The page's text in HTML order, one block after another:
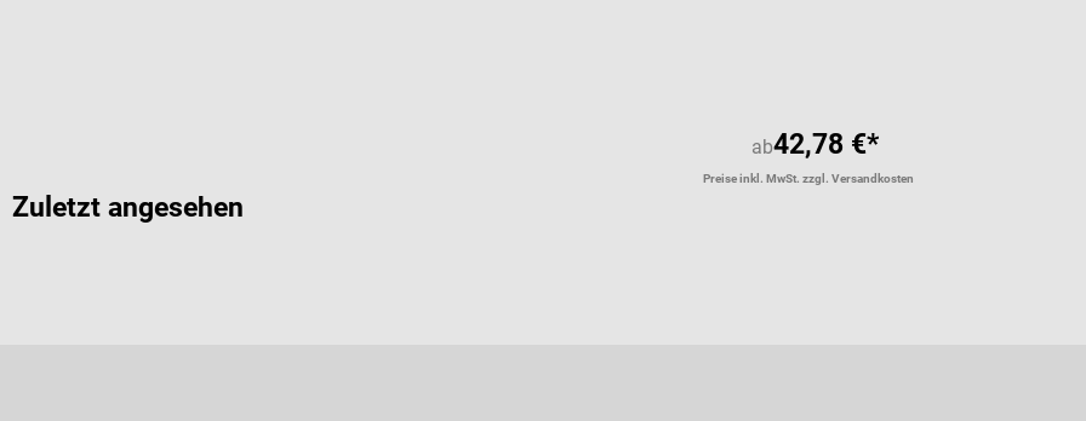
ab42,78 €*
Preise inkl. MwSt. zzgl. Versandkosten
Zuletzt angesehen